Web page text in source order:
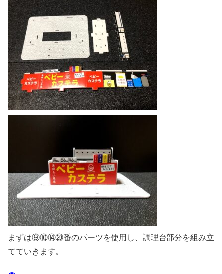
まずは⑨⑩⑭⑳番のパーツを使用し、調理台部分を組み立
てていきます。